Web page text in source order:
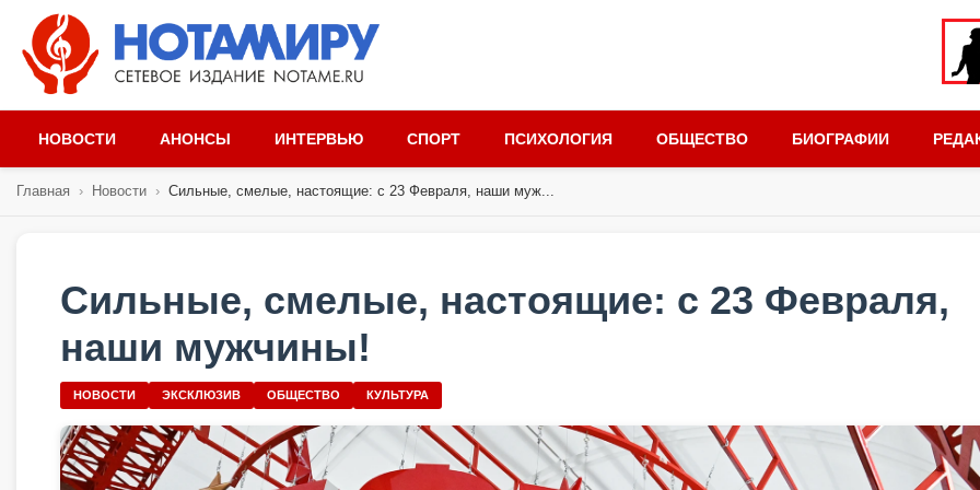
НОВОСТИ АНОНСЫ ИНТЕРВЬЮ СПОРТ ПСИХОЛОГИЯ ОБЩЕСТВО БИОГРАФИИ
Главная › Новости › Сильные, смелые, настоящие: с 23 Февраля, наши муж...
Сильные, смелые, настоящие: с 23 Февраля,
наши мужчины!
НОВОСТИ ЭКСКЛЮЗИВ ОБЩЕСТВО КУЛЬТУРА